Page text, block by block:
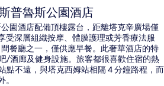
普魯斯公園酒店
園酒店配備頂樓露台，距離塔克辛廣場僅
受深層組織按摩、體膜護理或芳香療法服
餐廳之一，僅供應早餐。此奢華酒店的特
/酒廊及健身設施。旅客都很喜歡住宿的熱
點不遠，與塔克西姆站相隔 4 分鐘路程，而